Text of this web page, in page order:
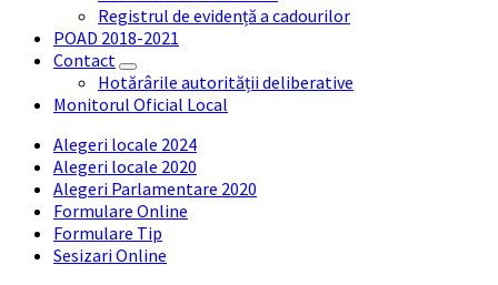
Registrul de evidență a cadourilor
POAD 2018-2021
Contact
Hotărârile autorității deliberative
Monitorul Oficial Local
Alegeri locale 2024
Alegeri locale 2020
Alegeri Parlamentare 2020
Formulare Online
Formulare Tip
Sesizari Online